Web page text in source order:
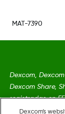
MAT-7390
Dexcom,
Dexcom Share,
registradas en
Cookies
Dexcom's